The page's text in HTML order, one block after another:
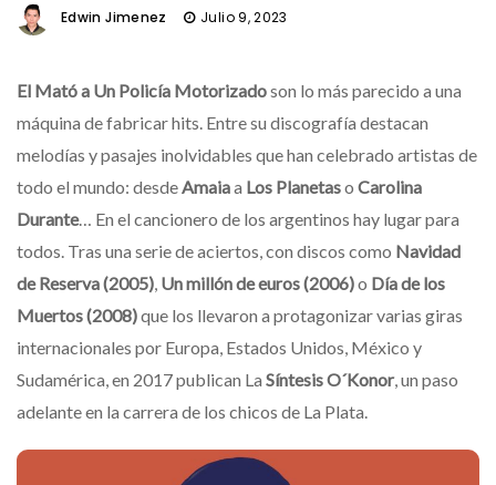
Edwin Jimenez Julio 9, 2023
El Mató a Un Policía Motorizadoson lo más parecido a una
máquina de fabricar hits. Entre su discografía destacan
melodías y pasajes inolvidables que han celebrado artistas de
todo el mundo: desdeAmaiaa Los Planetaso Carolina
Durante… En el cancionero de los argentinos hay lugar para
todos. Tras una serie de aciertos, con discos como Navidad
de Reserva (2005), Un millón de euros (2006)o Día de los
Muertos (2008)que los llevaron a protagonizar varias giras
internacionales por Europa, Estados Unidos, México y
Sudamérica, en 2017 publican La Síntesis O´Konor, un paso
adelante en la carrera de los chicos de La Plata.